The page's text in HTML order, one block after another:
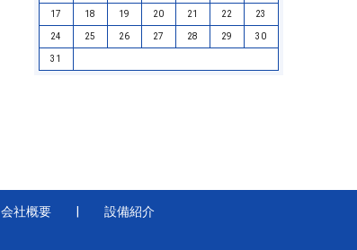
17 18 19 20 21 22 23
24 25 26 27 28 29 30
31
会社概要 設備紹介